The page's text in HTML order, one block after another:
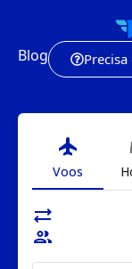
Blog Precisa
flight
Voos
sync_alt
people